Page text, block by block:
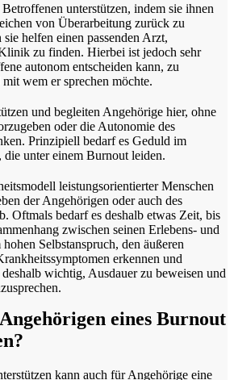
unterstützen, indem sie ihnen
von Überarbeitung zurück zu
helfen einen passenden Arzt,
zu finden. Hierbei ist jedoch sehr
autonom entscheiden kann, zu
wem er sprechen möchte.
und begleiten Angehörige hier, ohne
oder die Autonomie des
Prinzipiell bedarf es Geduld im
unter einem Burnout leiden.
leistungsorientierter Menschen
der Angehörigen oder auch des
Oftmals bedarf es deshalb etwas Zeit, bis
zwischen seinen Erlebens- und
Selbstanspruch, den äußeren
erkennen und
wichtig, Ausdauer zu beweisen und
eines Burnout
kann auch für Angehörige eine